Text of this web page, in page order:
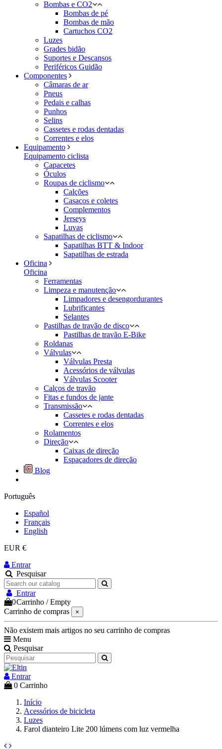
Bombas e CO2
Bombas de pé
Bombas de mão
Cartuchos CO2
Luzes
Grades bidão
Suportes e Descansos
Periféricos Guidão
Componentes
Câmaras de ar
Pneus
Pedais e calhas
Punhos
Selins
Cassetes e rodas dentadas
Correntes e elos
Equipamento
Equipamento ciclista
Capacetes
Óculos
Roupas de ciclismo
Calções
Casacos e coletes
Complementos
Jerseys
Luvas
Sapatilhas de ciclismo
Sapatilhas BTT & Indoor
Sapatilhas de estrada
Oficina
Oficina
Ferramentas
Limpeza e manutenção
Limpadores e desengordurantes
Lubrificantes
Selantes
Pastilhas de travão de disco
Pastilhas de travão E-Bike
Roldanas
Válvulas
Válvulas Presta
Acessórios de válvulas
Válvulas Scooter
Calços de travão
Fitas e fundos de jante
Transmissão
Cassetes e rodas dentadas
Correntes e elos
Rolamentos
Direção
Caixas de direção
Espaçadores de direção
Blog
Português
Español
Français
English
EUR €
Entrar
Pesquisar
Entrar
0Carrinho /Empty
Carrinho de compras
×
Não existem mais artigos no seu carrinho de compras
Menu
Pesquisar
Entrar
0 Carrinho
Início
Acessórios de bicicleta
Luzes
Farol dianteiro Lite 200 lúmens com luz vermelha